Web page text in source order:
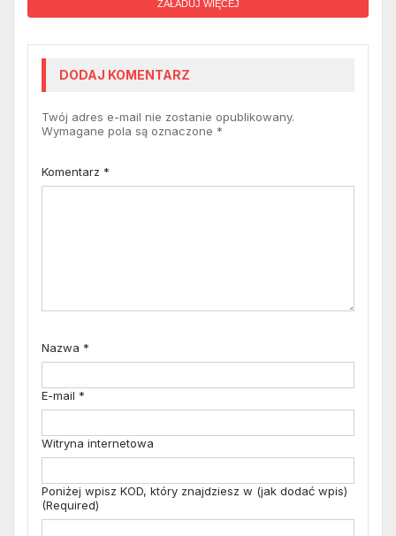
ZAŁADUJ WIĘCEJ
DODAJ KOMENTARZ
Twój adres e-mail nie zostanie opublikowany.
Wymagane pola są oznaczone *
Komentarz *
Nazwa *
E-mail *
Witryna internetowa
Poniżej wpisz KOD, który znajdziesz w (jak dodać wpis)
(Required)